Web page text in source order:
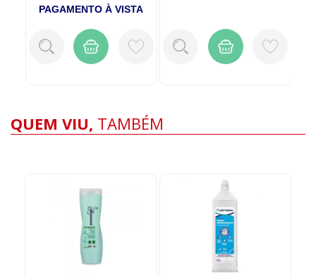
PAGAMENTO À VISTA
QUEM VIU, TAMBÉM